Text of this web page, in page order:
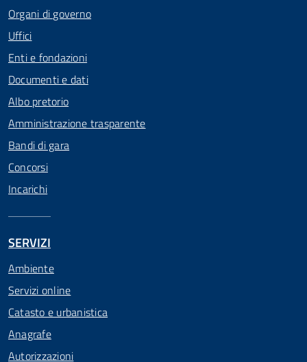
Organi di governo
Uffici
Enti e fondazioni
Documenti e dati
Albo pretorio
Amministrazione trasparente
Bandi di gara
Concorsi
Incarichi
SERVIZI
Ambiente
Servizi online
Catasto e urbanistica
Anagrafe
Autorizzazioni